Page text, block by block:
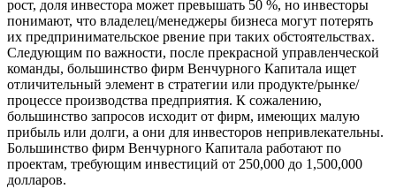
рост, доля инвестора может превышать 50 %, но инвесторы
понимают, что владелец/менеджеры бизнеса могут потерять
их предпринимательское рвение при таких обстоятельствах.
Следующим по важности, после прекрасной управленческой
команды, большинство фирм Венчурного Капитала ищет
отличительный элемент в стратегии или продукте/рынке/
процессе производства предприятия. К сожалению,
большинство запросов исходит от фирм, имеющих малую
прибыль или долги, а они для инвесторов непривлекательны.
Большинство фирм Венчурного Капитала работают по
проектам, требующим инвестиций от 250,000 до 1,500,000
долларов.